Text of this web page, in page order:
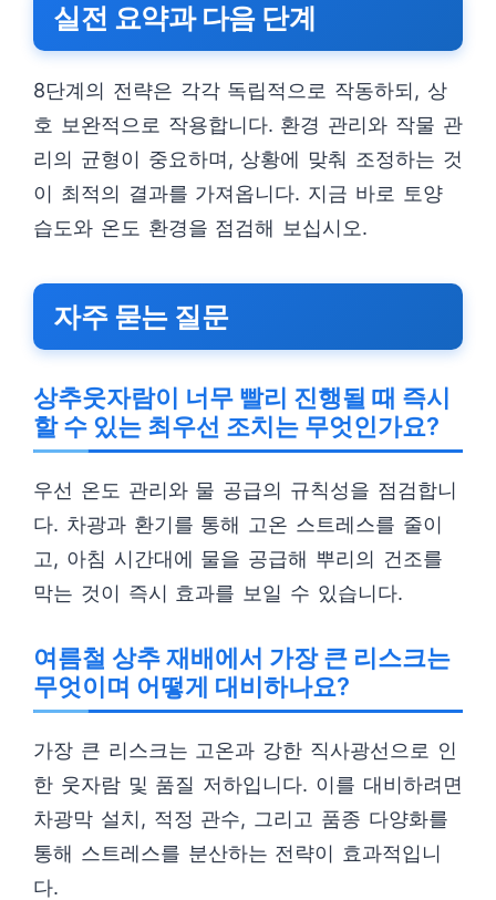
실전 요약과 다음 단계
8단계의 전략은 각각 독립적으로 작동하되, 상
호 보완적으로 작용합니다. 환경 관리와 작물 관
리의 균형이 중요하며, 상황에 맞춰 조정하는 것
이 최적의 결과를 가져옵니다. 지금 바로 토양
습도와 온도 환경을 점검해 보십시오.
자주 묻는 질문
상추웃자람이 너무 빨리 진행될 때 즉시
할 수 있는 최우선 조치는 무엇인가요?
우선 온도 관리와 물 공급의 규칙성을 점검합니
다. 차광과 환기를 통해 고온 스트레스를 줄이
고, 아침 시간대에 물을 공급해 뿌리의 건조를
막는 것이 즉시 효과를 보일 수 있습니다.
여름철 상추 재배에서 가장 큰 리스크는
무엇이며 어떻게 대비하나요?
가장 큰 리스크는 고온과 강한 직사광선으로 인
한 웃자람 및 품질 저하입니다. 이를 대비하려면
차광막 설치, 적정 관수, 그리고 품종 다양화를
통해 스트레스를 분산하는 전략이 효과적입니
다.